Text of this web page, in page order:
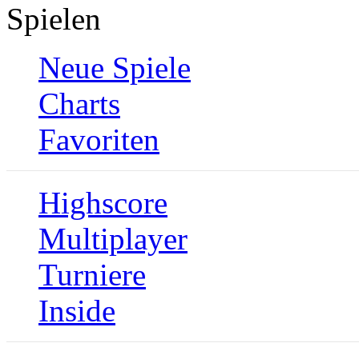
Spielen
Neue Spiele
Charts
Favoriten
Highscore
Multiplayer
Turniere
Inside